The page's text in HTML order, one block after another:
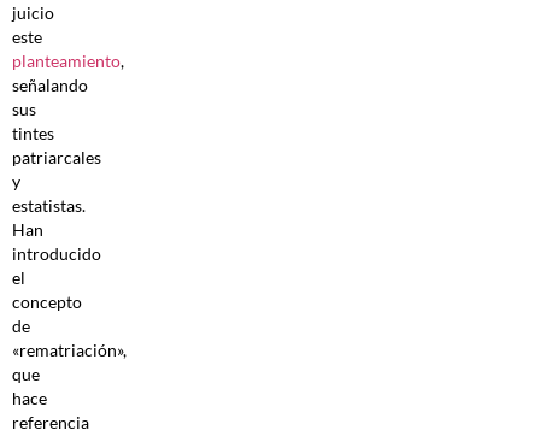
juicio
este
planteamiento,
señalando
sus
tintes
patriarcales
y
estatistas.
Han
introducido
el
concepto
de
«rematriación»,
que
hace
referencia